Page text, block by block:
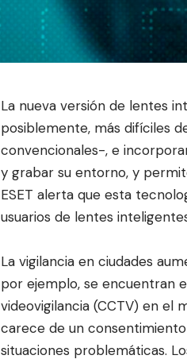
La nueva versión de lentes
posiblemente, más difíciles
convencionales-, e
y grabar su entorno, y
ESET alerta que esta
usuarios de lentes
La vigilancia en ciudades
por ejemplo, se encuentran
videovigilancia (CCTV) en el
carece de un
situaciones problemáticas.